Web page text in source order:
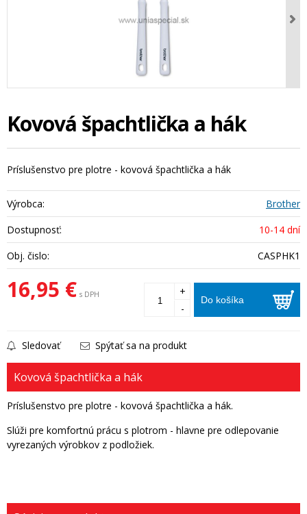
Kovová špachtlička a hák
Príslušenstvo pre plotre - kovová špachtlička a hák
Výrobca:
Brother
Dostupnosť:
10-14 dní
Obj. čislo:
CASPHK1
16,95 € s DPH Do košíka
+
-
Sledovať Spýtať sa na produkt
Kovová špachtlička a hák
Príslušenstvo pre plotre - kovová špachtlička a hák.
Slúži pre komfortnú prácu s plotrom - hlavne pre odlepovanie
vyrezaných výrobkov z podložiek.